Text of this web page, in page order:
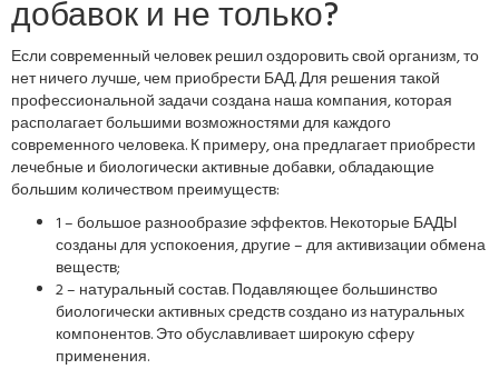
добавок и не только?
Если современный человек решил оздоровить свой организм, то
нет ничего лучше, чем приобрести БАД. Для решения такой
профессиональной задачи создана наша компания, которая
располагает большими возможностями для каждого
современного человека. К примеру, она предлагает приобрести
лечебные и биологически активные добавки, обладающие
большим количеством преимуществ:
1 – большое разнообразие эффектов. Некоторые БАДЫ
созданы для успокоения, другие – для активизации обмена
веществ;
2 – натуральный состав. Подавляющее большинство
биологически активных средств создано из натуральных
компонентов. Это обуславливает широкую сферу
применения.